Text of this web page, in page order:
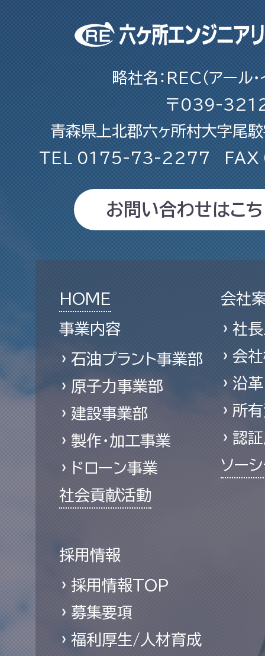
略社名：REC（アール・
〒039-
青森県上北郡六ヶ所村大字
TEL 0175-73-2277 FAX
お問い合わせはこ
HOME
事業内容
石油プラント事業部
原子力事業部
建設事業部
製作・加工事業
ドローン事業
社会貢献活動
会社
社長
会
沿革
所
認
ソー
採用情報
採用情報TOP
募集要項
福利厚生/人材育成